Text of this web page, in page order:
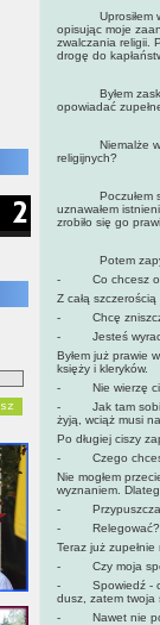
Uprosiłem więc
opisując moje
zwalczania religii.
drogę do
Byłem
opowiadać
Niemalże
religijnych?
Poczułem się
uznawałem
zrobiło się go
Potem
- Co chcesz
Z całą szczerością
- Chcę
- Jesteś
Byłem już prawie
księży i kleryków.
- Nie wierzę ci -
- Jak tam sobie
żyją, wciąż musi
Po długiej ciszy
- Czego
Nie mogłem
wyznaniem.
- Przypuszczam,
- Relegować?!
Teraz już
- Czy moja
- Spowiedź -
dusz, zatem twoja
- Nawet nie